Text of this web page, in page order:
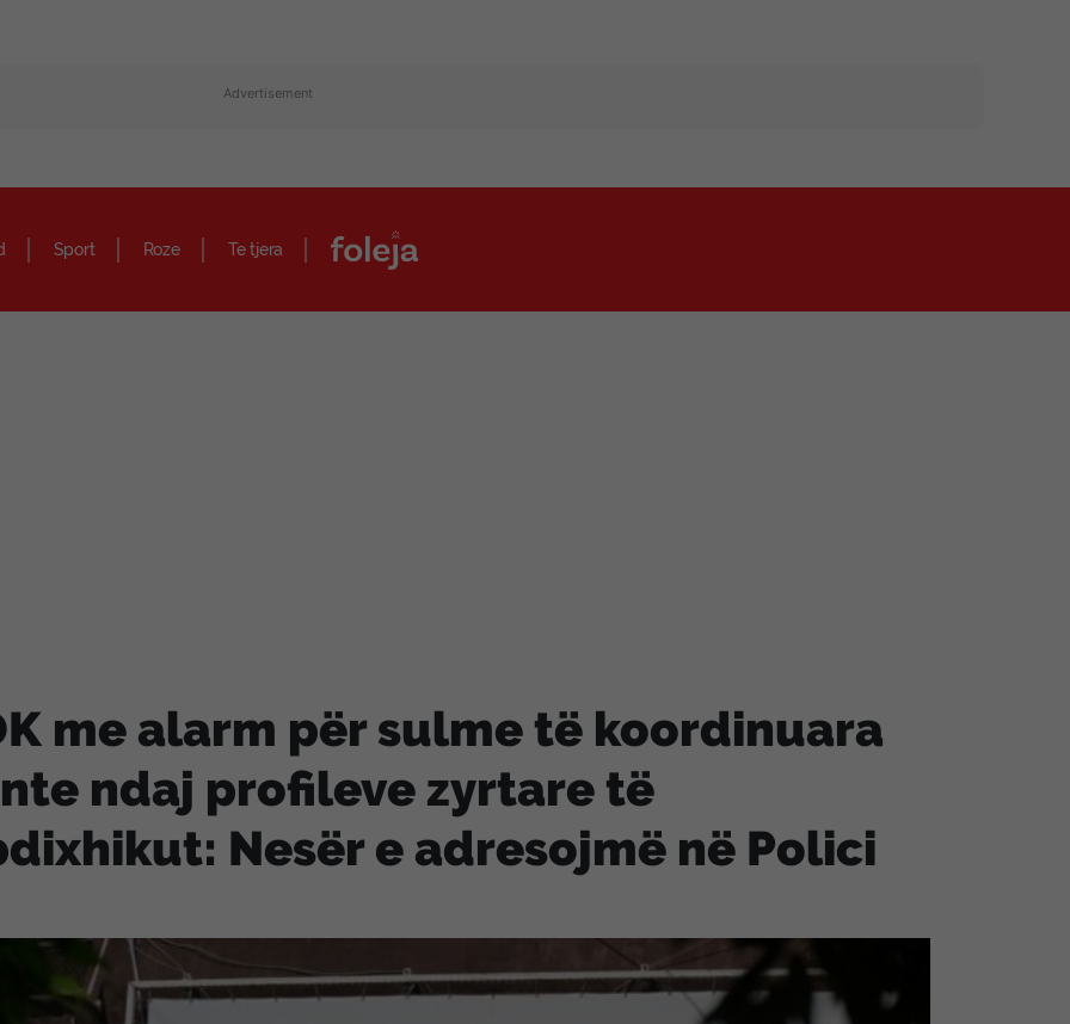
Advertisement
Sport Roze Te tjera
me alarm për sulme të koordinuara
ndaj profileve zyrtare të
Nesër e adresojmë në Polici